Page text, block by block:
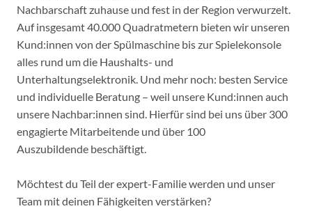
Nachbarschaft zuhause und fest in der Region verwurzelt.
Auf insgesamt 40.000 Quadratmetern bieten wir unseren
Kund:innen von der Spülmaschine bis zur Spielekonsole
alles rund um die Haushalts- und
Unterhaltungselektronik. Und mehr noch: besten Service
und individuelle Beratung – weil unsere Kund:innen auch
unsere Nachbar:innen sind. Hierfür sind bei uns über 300
engagierte Mitarbeitende und über 100
Auszubildende beschäftigt.
Möchtest du Teil der expert-Familie werden und unser
Team mit deinen Fähigkeiten verstärken?